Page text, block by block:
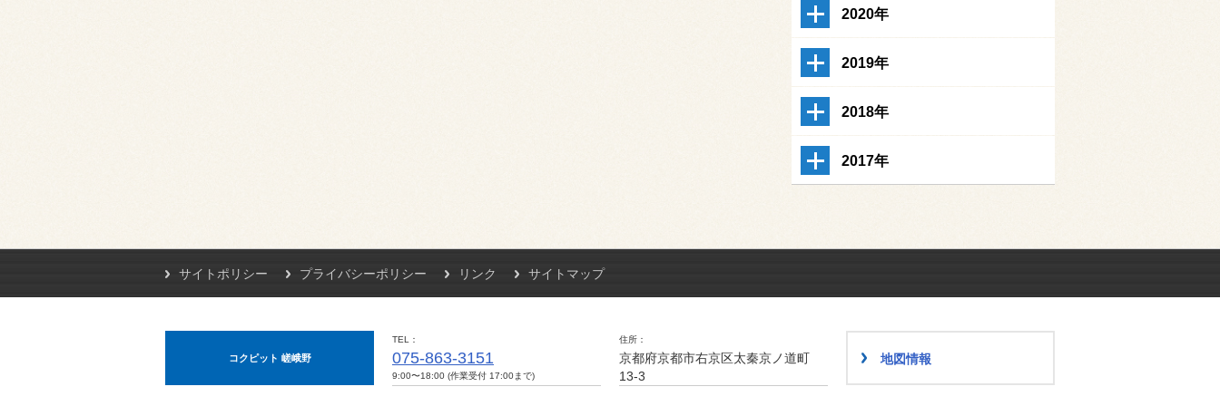
2020年
2019年
2018年
2017年
サイトポリシー プライバシーポリシー リンク サイトマップ
コクピット 嵯峨野
TEL
075-863-3151
9:00〜18:00 (作業受付 17:00まで)
住所
京都府京都市右京区太秦京ノ道町
13-3
地図情報